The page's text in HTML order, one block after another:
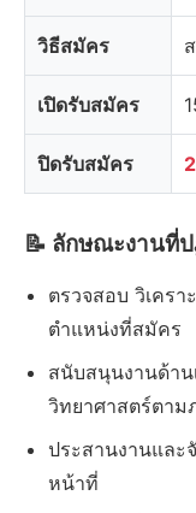
วิธีสมัคร
เปิดรับสมัคร
ปิดรับสมัคร
📝 ลักษณะงานที่
ตรวจสอบ วิเคร
ตำแหน่งที่สมัคร
สนับสนุนงานด้า
วิทยาศาสตร์ตาม
ประสานงานและ
หน้าที่